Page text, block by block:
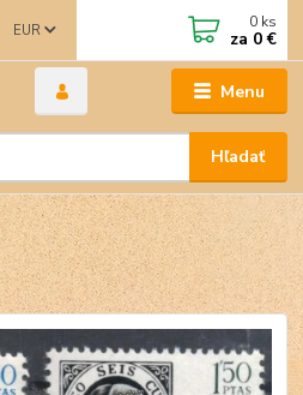
Menu
EUR
Hľadať
0 ks
za 0 €